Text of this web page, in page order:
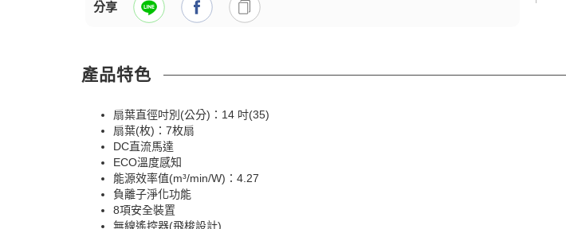
分享
產品特色
扇葉直徑吋別(公分)：14 吋(35)
扇葉(枚)：7枚扇
DC直流馬達
ECO溫度感知
能源效率值(m³/min/W)：4.27
負離子淨化功能
8項安全裝置
無線遙控器(飛梭設計)